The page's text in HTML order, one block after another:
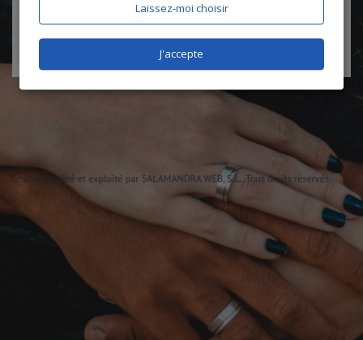
Laissez-moi choisir
J'accepte